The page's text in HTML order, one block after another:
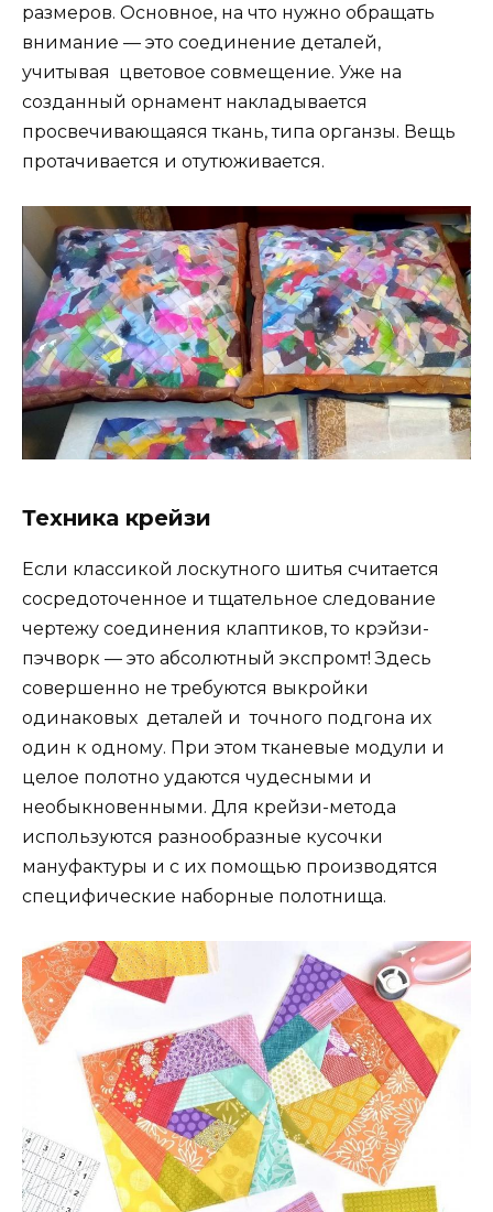
размеров. Основное, на что нужно обращать
внимание — это соединение деталей,
учитывая цветовое совмещение. Уже на
созданный орнамент накладывается
просвечивающаяся ткань, типа органзы. Вещь
протачивается и отутюживается.
Техника крейзи
Если классикой лоскутного шитья считается
сосредоточенное и тщательное следование
чертежу соединения клаптиков, то крэйзи-
пэчворк — это абсолютный экспромт! Здесь
совершенно не требуются выкройки
одинаковых деталей и точного подгона их
один к одному. При этом тканевые модули и
целое полотно удаются чудесными и
необыкновенными. Для крейзи-метода
используются разнообразные кусочки
мануфактуры и с их помощью производятся
специфические наборные полотнища.